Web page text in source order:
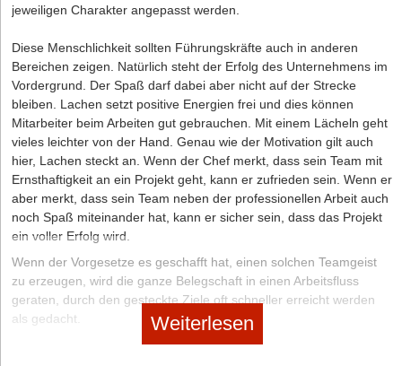
gilt! Leiten Sie ein wichtiges Argument stets mit einer persönlichen
sich Ihre Stimme den Argumenten anpasst. Sprechen Sie sicher
und begeisternd. Heben Sie die Stimme zu Anfang an (weckt
Erwartung) und lassen Sie sie am Ende fallen (Endgültigkeit).
Schildern Sie Vorteile so konkret wie möglich. Malen Sie Vorteile
detailliert aus, dann entsteht vor den Augen Ihres
jeweiligen Charakter angepasst werden.
Diese Menschlichkeit sollten Führungskräfte auch in anderen
Bereichen zeigen. Natürlich steht der Erfolg des Unternehmens im
Vordergrund. Der Spaß darf dabei aber nicht auf der Strecke
bleiben. Lachen setzt positive Energien frei und dies können
Mitarbeiter beim Arbeiten gut gebrauchen. Mit einem Lächeln geht
vieles leichter von der Hand. Genau wie der Motivation gilt auch
hier, Lachen steckt an. Wenn der Chef merkt, dass sein Team mit
Ernsthaftigkeit an ein Projekt geht, kann er zufrieden sein. Wenn er
aber merkt, dass sein Team neben der professionellen Arbeit auch
noch Spaß miteinander hat, kann er sicher sein, dass das Projekt
ein voller Erfolg wird.
Wenn der Vorgesetze es geschafft hat, einen solchen Teamgeist
zu erzeugen, wird die ganze Belegschaft in einen Arbeitsfluss
geraten, durch den gesteckte Ziele oft schneller erreicht werden
als gedacht.
Weiterlesen